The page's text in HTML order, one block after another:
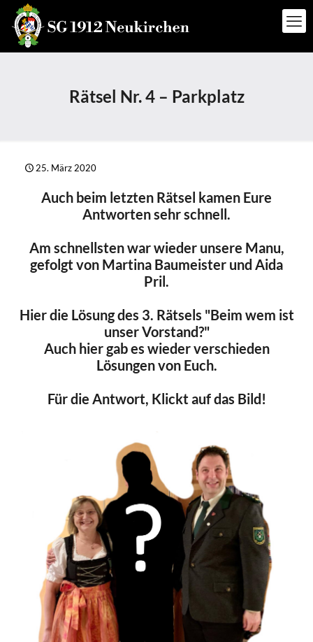
Rätsel Nr. 4 – Parkplatz
25. März 2020
Auch beim letzten Rätsel kamen Eure
Antworten sehr schnell.
Am schnellsten war wieder unsere Manu,
gefolgt von Martina Baumeister und Aida
Pril.
Hier die Lösung des 3. Rätsels "Beim wem ist
unser Vorstand?"
Auch hier gab es wieder verschieden
Lösungen von Euch.
Für die Antwort, Klickt auf das Bild!